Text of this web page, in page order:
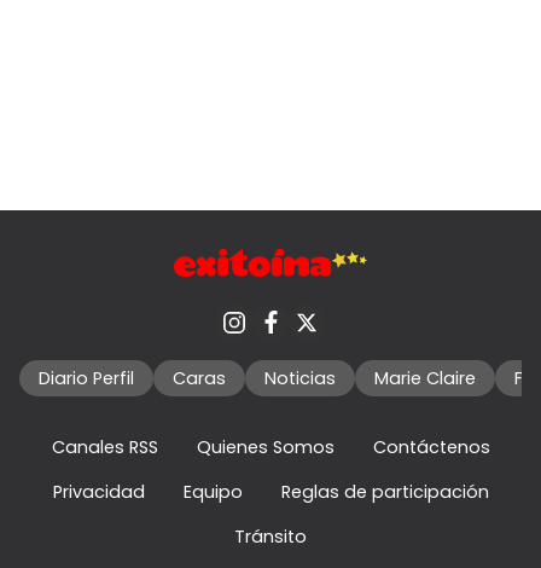
Diario Perfil Caras Noticias Marie Claire
Canales RSS Quienes Somos
Contáctenos
Privacidad
Equipo
Reglas de participación
Tránsito